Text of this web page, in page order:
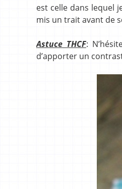
est celle dans lequel
mis un trait avant de
Astuce THCF:
d’apporter un